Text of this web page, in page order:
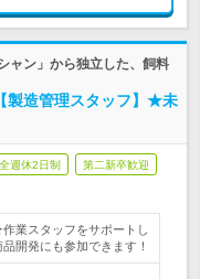
ャン」から独立した、飼料
製造管理スタッフ】★未
週休2日制 第二新卒歓迎
業スタッフをサポートし
開発にも参加できます！